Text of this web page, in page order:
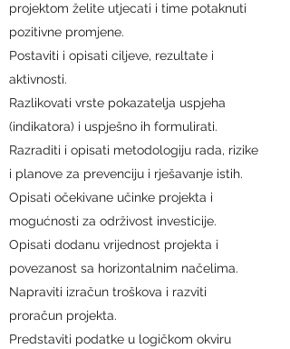
projektom želite utjecati i time potaknuti
pozitivne promjene.
Postaviti i opisati ciljeve, rezultate i
aktivnosti.
Razlikovati vrste pokazatelja uspjeha
(indikatora) i uspješno ih formulirati.
Razraditi i opisati metodologiju rada, rizike
i planove za prevenciju i rješavanje istih.
Opisati očekivane učinke projekta i
mogućnosti za održivost investicije.
Opisati dodanu vrijednost projekta i
povezanost sa horizontalnim načelima.
Napraviti izračun troškova i razviti
proračun projekta.
Predstaviti podatke u logičkom okviru